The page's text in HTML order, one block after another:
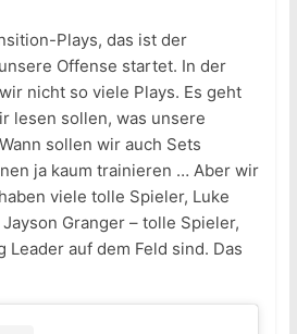
Plays, das ist der
Offense startet. In der
nicht so viele Plays. Es geht
lesen sollen, was unsere
sollen wir auch Sets
ja kaum trainieren … Aber wir
viele tolle Spieler, Luke
Granger – tolle Spieler,
auf dem Feld sind. Das